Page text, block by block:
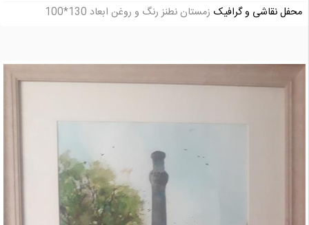
محفل نقاشی و گرافیک زمستان نطنز رنگ و روغن ابعاد 130*100